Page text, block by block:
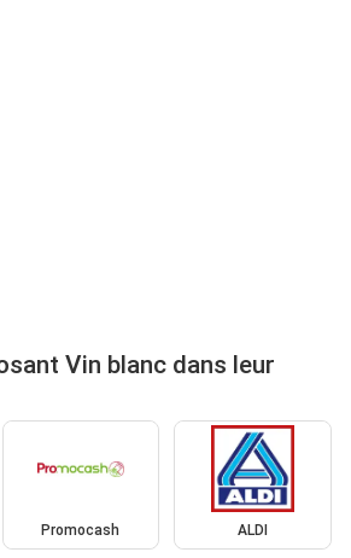
Vin blanc dans leur
Promocash ALDI